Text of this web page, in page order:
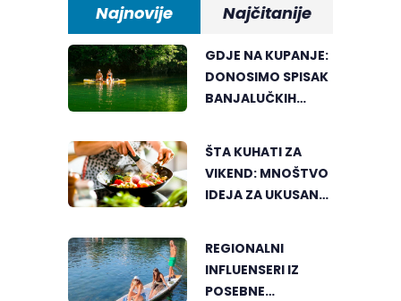
Najnovije Najčitanije
GDJE NA KUPANJE:
DONOSIMO SPISAK
BANJALUČKIH
OSVJEŽENJE
TEKOM LJETNIH
VRUĆINA
ŠTA KUHATI ZA
VIKEND: MNOŠTVO
IDEJA ZA UKUSAN
REGIONALNI
INFLUENSERI IZ
POSEBNE